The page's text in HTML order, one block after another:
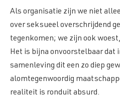
Kernmissie
Hoe doe je mee?
Voorbeelden van Seksuele
Waarom Denim?
De reden waarom Denim?
Iedereen in Denim op Denim
Uniek Armbandje
Info Armbandje
Retailers
Denim Day NL
Als organisatie zijn we niet
over seksueel overschrijdend
tegenkomen; we zijn ook
Het is bijna onvoorstelbaar dat
samenleving dit een zo diep
alomtegenwoordig
realiteit is ronduit absurd.